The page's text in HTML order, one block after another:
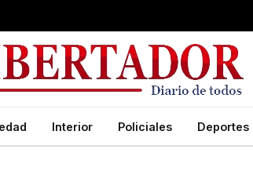
Interior Policiales Deportes